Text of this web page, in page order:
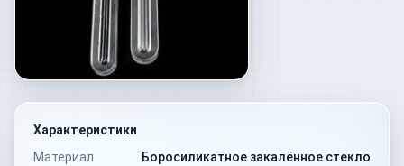
Характеристики
Материал
Боросиликатное закалённое стекло